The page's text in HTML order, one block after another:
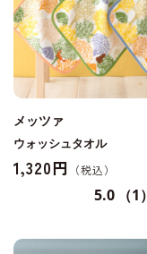
メッツァ
ウォッシュタオル
1,320円
5.0 （1）